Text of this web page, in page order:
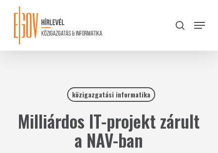
content
search
Menu
közigazgatási informatika
Milliárdos IT-projekt zárult
a NAV-ban
Close